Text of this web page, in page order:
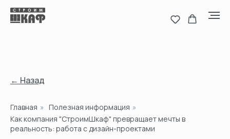
← Назад
Главная » Полезная информация »
Как компания "СтроимШкаф" превращает мечты в
реальность: работа с дизайн-проектами
Оставить заявку на замер